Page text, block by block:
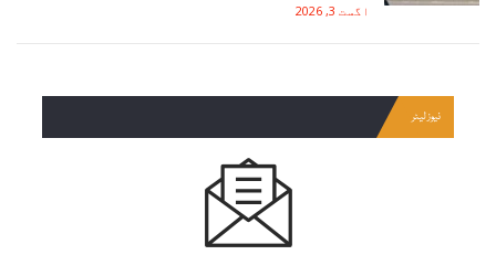
اگست 3, 2026
نیوز لیٹر